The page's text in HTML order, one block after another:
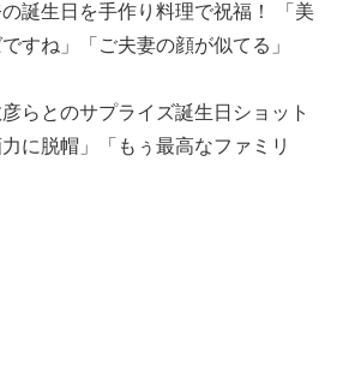
誕生日を手作り料理で祝福！ 「美
すね」「ご夫妻の顔が似てる」
らとのサプライズ誕生日ショット
に脱帽」「もぅ最高なファミリ